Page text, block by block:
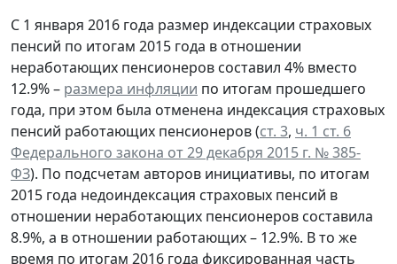
С 1 января 2016 года размер индексации страховых
пенсий по итогам 2015 года в отношении
неработающих пенсионеров составил 4% вместо
12.9% – размера инфляции по итогам прошедшего
года, при этом была отменена индексация страховых
пенсий работающих пенсионеров (ст. 3, ч. 1 ст. 6
Федерального закона от 29 декабря 2015 г. № 385-
ФЗ). По подсчетам авторов инициативы, по итогам
2015 года недоиндексация страховых пенсий в
отношении неработающих пенсионеров составила
8.9%, а в отношении работающих – 12.9%. В то же
время по итогам 2016 года фиксированная часть